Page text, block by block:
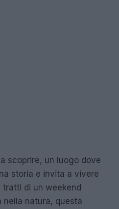
scoprire, un luogo dove
storia e invita a vivere
tratti di un weekend
nella natura, questa